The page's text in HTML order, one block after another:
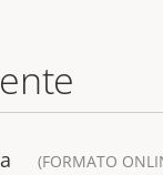
(FORMATO